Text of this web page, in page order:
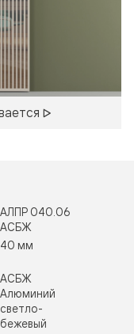
АЛПР 040.06
АСБЖ
40 мм
АСБЖ
Алюминий
светло-
бежевый